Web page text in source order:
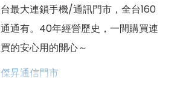
最大連鎖手機/通訊門市，全台160
通有。40年經營歷史，一間購買連
的安心用的開心～
昇通信門市